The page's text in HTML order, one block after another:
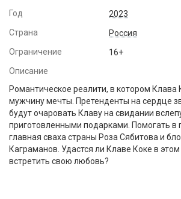
О сайте
Активировать промокод
Год
2023
Страна
Россия
Ограничение
16+
Описание
Романтическое реалити, в котором Клава
мужчину мечты. Претенденты на сердце
будут очаровать Клаву на свидании
приготовленными подарками. Помогать в
главная сваха страны Роза Сябитова и
Каграманов. Удастся ли Клаве Коке в
встретить свою любовь?